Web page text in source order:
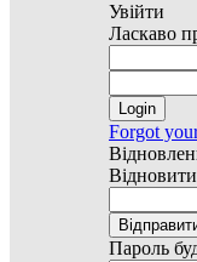
Увійти
Ласкаво
Forgot
Пароль